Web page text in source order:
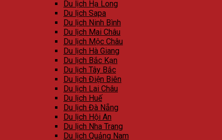
Du lịch Hạ Long
Du lịch Sapa
Du lịch Ninh Bình
Du lịch Mai Châu
Du lịch Mộc Châu
Du lịch Hà Giang
Du lịch Bắc Kạn
Du lịch Tây Bắc
Du lịch Điện Biên
Du lịch Lai Châu
Du lịch Huế
Du lịch Đà Nẵng
Du lịch Hội An
Du lịch Nha Trang
Du lịch Quảng Nam